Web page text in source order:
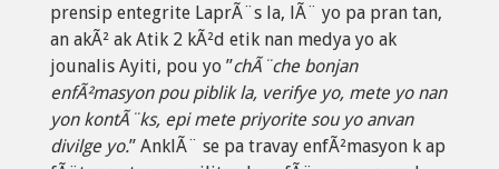
prensip entegrite LaprÃ¨s la, lÃ¨ yo pa pran tan,
an akÃ² ak Atik 2 kÃ²d etik nan medya yo ak
jounalis Ayiti, pou yo ”chÃ¨che bonjan
enfÃ²masyon pou piblik la, verifye yo, mete yo nan
yon kontÃ¨ks, epi mete priyorite sou yo anvan
divilge yo.” AnklÃ¨ se pa travay enfÃ²masyon k ap